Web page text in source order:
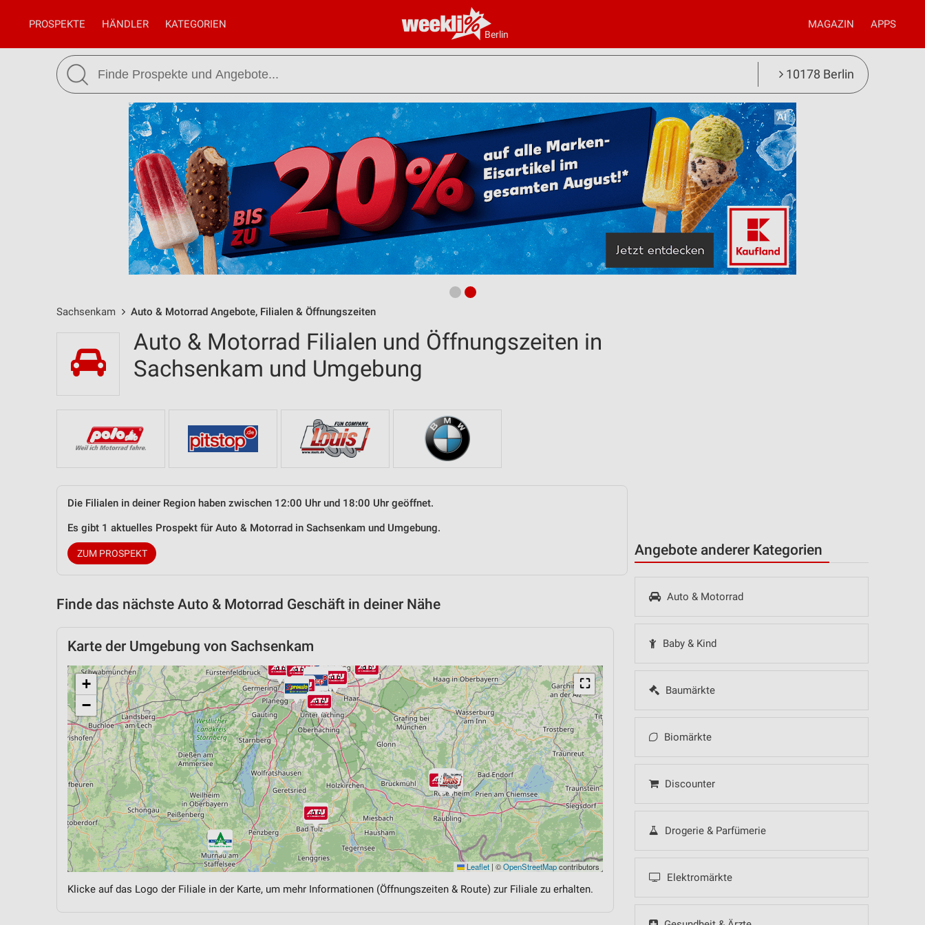
Berlin
PROSPEKTE HÄNDLER KATEGORIEN MAGAZIN APPS
10178 Berlin
Sachsenkam Auto & Motorrad Angebote, Filialen & Öffnungszeiten
Angebote anderer Kategorien
Auto & Motorrad
Baby & Kind
Baumärkte
Biomärkte
Discounter
Drogerie & Parfümerie
Elektromärkte
Auto & Motorrad Filialen und Öffnungszeiten in
Sachsenkam und Umgebung
Die Filialen in deiner Region haben zwischen 12:00 Uhr und 18:00 Uhr geöffnet.
Es gibt 1 aktuelles Prospekt für Auto & Motorrad in Sachsenkam und Umgebung.
ZUM PROSPEKT
Finde das nächste Auto & Motorrad Geschäft in deiner Nähe
Karte der Umgebung von Sachsenkam
⛶
+
−
Leaflet | ©OpenStreetMapcontributors
Klicke auf das Logo der Filiale in der Karte, um mehr Informationen (Öffnungszeiten & Route) zur Filiale zu erhalten.